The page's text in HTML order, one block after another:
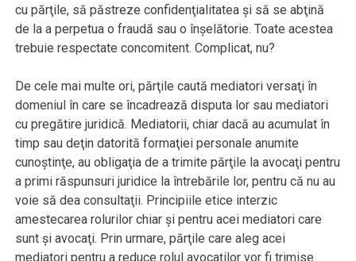
cu părţile, să păstreze confidenţialitatea şi să se abţină
de la a perpetua o fraudă sau o înşelătorie. Toate acestea
trebuie respectate concomitent. Complicat, nu?
De cele mai multe ori, părţile caută mediatori versaţi în
domeniul în care se încadrează disputa lor sau mediatori
cu pregătire juridică. Mediatorii, chiar dacă au acumulat în
timp sau deţin datorită formaţiei personale anumite
cunoştinţe, au obligaţia de a trimite părţile la avocaţi pentru
a primi răspunsuri juridice la întrebările lor, pentru că nu au
voie să dea consultaţii. Principiile etice interzic
amestecarea rolurilor chiar şi pentru acei mediatori care
sunt şi avocaţi. Prin urmare, părţile care aleg acei
mediatori pentru a reduce rolul avocaţilor vor fi trimise